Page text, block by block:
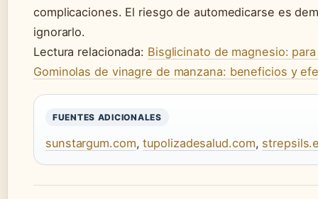
complicaciones. El riesgo de automedicarse es
ignorarlo.
Lectura relacionada: Bisglicinato de magnesio:
Gominolas de vinagre de manzana: beneficios y
FUENTES ADICIONALES
sunstargum.com,tupolizadesalud.com,